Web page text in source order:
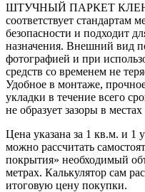
ШТУЧНЫЙ ПАРКЕТ КЛЕН
соответствует стандартам
безопасности и подходит
назначения. Внешний вид
фотографией и при
средств со временем не
Удобное в монтаже,
укладки в течение всего
не образует зазоры в
Цена указана за 1 кв.м. и 1
можно рассчитать
покрытия» необходимый
метрах. Калькулятор сам
итоговую цену покупки.